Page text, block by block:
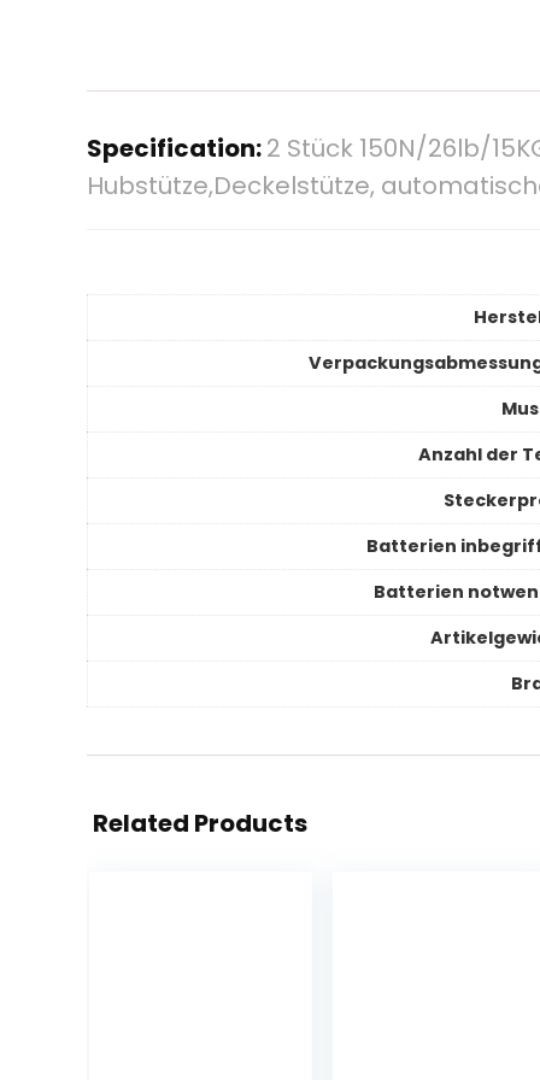
Specification:2 Stück 150N/26lb/
Hubstütze,Deckelstütze,
Anzahl der
Batterien
Batterien
Related Products